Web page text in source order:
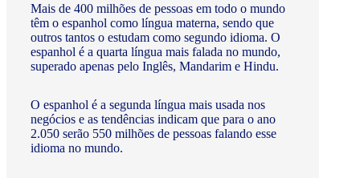
Mais de 400 milhões de pessoas em todo o mundo
têm o espanhol como língua materna, sendo que
outros tantos o estudam como segundo idioma. O
espanhol é a quarta língua mais falada no mundo,
superado apenas pelo Inglês, Mandarim e Hindu.
O espanhol é a segunda língua mais usada nos
negócios e as tendências indicam que para o ano
2.050 serão 550 milhões de pessoas falando esse
idioma no mundo.